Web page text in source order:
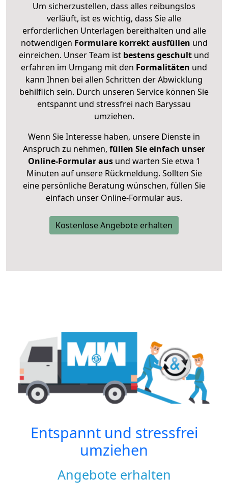
Um sicherzustellen, dass alles reibungslos
verläuft, ist es wichtig, dass Sie alle
erforderlichen Unterlagen bereithalten und alle
notwendigen Formulare korrekt ausfüllen und
einreichen. Unser Team ist bestens geschult und
erfahren im Umgang mit den Formalitäten und
kann Ihnen bei allen Schritten der Abwicklung
behilflich sein. Durch unseren Service können Sie
entspannt und stressfrei nach Baryssau
umziehen.
Wenn Sie Interesse haben, unsere Dienste in
Anspruch zu nehmen, füllen Sie einfach unser
Online-Formular ausund warten Sie etwa 1
Minuten auf unsere Rückmeldung. Sollten Sie
eine persönliche Beratung wünschen, füllen Sie
einfach unser Online-Formular aus.
Kostenlose Angebote erhalten
Entspannt und stressfrei
umziehen
Angebote erhalten